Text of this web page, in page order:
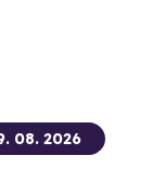
08. 2026